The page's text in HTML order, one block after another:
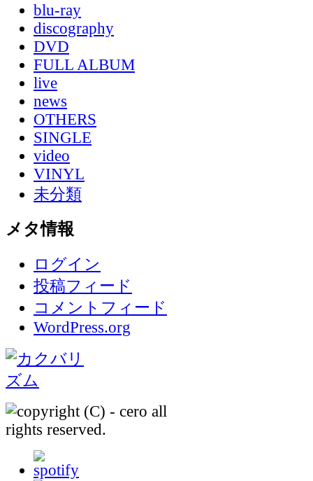
blu-ray
discography
DVD
FULL ALBUM
live
news
OTHERS
SINGLE
video
VINYL
未分類
メタ情報
ログイン
投稿フィード
コメントフィード
WordPress.org